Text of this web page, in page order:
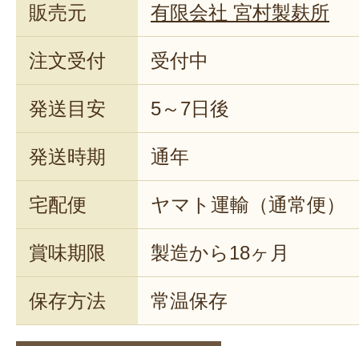
販売元 有限会社 宮村製麸所
注文受付 受付中
発送目安 5～7日後
発送時期 通年
宅配便 ヤマト運輸（通常便）
賞味期限 製造から18ヶ月
保存方法 常温保存